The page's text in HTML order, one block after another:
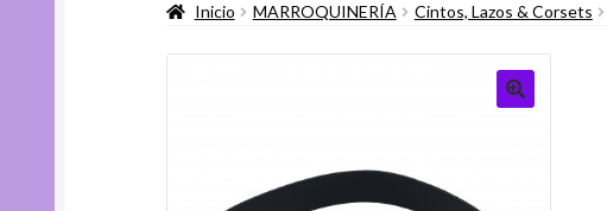
Inicio MARROQUINERÍA Cintos, Lazos & Corsets